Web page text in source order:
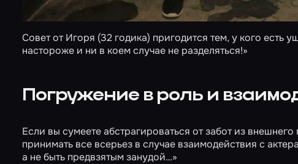
Совет от Игоря (32 годика) пригодится тем, у кого есть
настороже и ни в коем случае не разделяться!»
Погружение в роль и
Если вы сумеете абстрагироваться от забот из
принимать все всерьез в случае взаимодействия с
а не быть предвзятым занудой…»